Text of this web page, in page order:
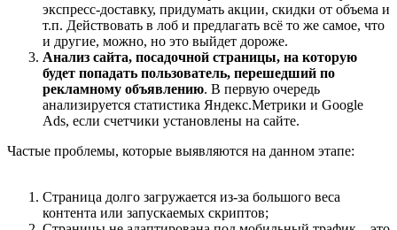
экспресс-доставку, придумать акции, скидки от объема и
т.п. Действовать в лоб и предлагать всё то же самое, что
и другие, можно, но это выйдет дороже.
Анализ сайта, посадочной страницы, на которую
будет попадать пользователь, перешедший по
рекламному объявлению. В первую очередь
анализируется статистика Яндекс.Метрики и Google
Ads, если счетчики установлены на сайте.
Частые проблемы, которые выявляются на данном этапе:
Страница долго загружается из-за большого веса
контента или запускаемых скриптов;